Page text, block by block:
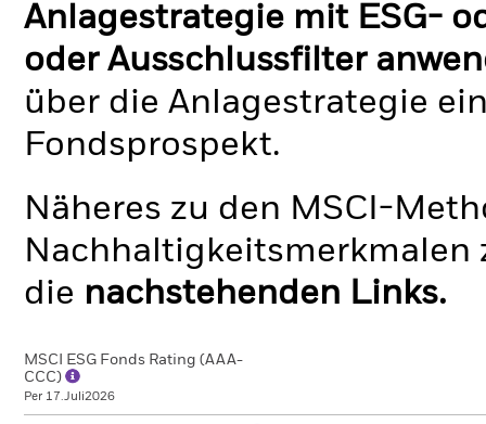
Anlagestrategie mit ESG-
oder Ausschlussfilter
über die Anlagestrategie
Fondsprospekt.
Näheres zu den MSCI-
Nachhaltigkeitsmerkmalen
die nachstehenden Links.
MSCI ESG Fonds Rating (AAA-
CCC)
Per 17.Juli2026